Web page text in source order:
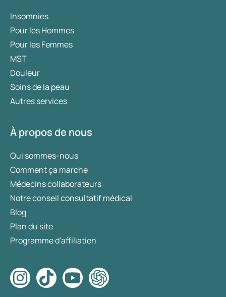
Insomnies
Pour les Hommes
Pour les Femmes
MST
Douleur
Soins de la peau
Autres services
À propos de nous
Qui sommes-nous
Comment ça marche
Médecins collaborateurs
Notre conseil consultatif médical
Blog
Plan du site
Programme d'affiliation